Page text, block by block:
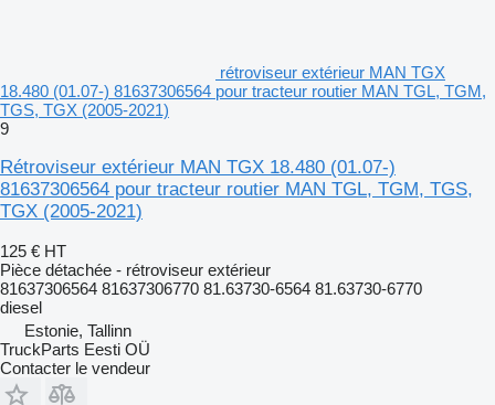
rétroviseur extérieur MAN TGX
18.480 (01.07-) 81637306564 pour tracteur routier MAN TGL, TGM,
TGS, TGX (2005-2021)
9
Rétroviseur extérieur MAN TGX 18.480 (01.07-)
81637306564 pour tracteur routier MAN TGL, TGM, TGS,
TGX (2005-2021)
125 € HT
Pièce détachée - rétroviseur extérieur
81637306564 81637306770 81.63730-6564 81.63730-6770
diesel
Estonie, Tallinn
TruckParts Eesti OÜ
Contacter le vendeur